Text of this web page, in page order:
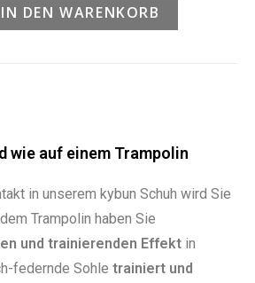
IN DEN WARENKORB
wie auf einem Trampolin
in unserem kybun Schuh wird Sie
Trampolin haben Sie
und trainierenden Effekt in
federnde Sohle trainiert und